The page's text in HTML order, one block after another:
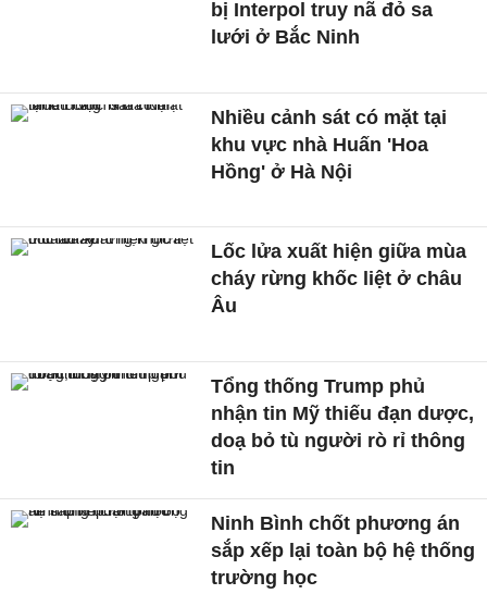
bị Interpol truy nã đỏ sa
lưới ở Bắc Ninh
Nhiều cảnh sát có mặt tại
khu vực nhà Huấn 'Hoa
Hồng' ở Hà Nội
Lốc lửa xuất hiện giữa mùa
cháy rừng khốc liệt ở châu
Âu
Tổng thống Trump phủ
nhận tin Mỹ thiếu đạn dược,
doạ bỏ tù người rò rỉ thông
tin
Ninh Bình chốt phương án
sắp xếp lại toàn bộ hệ thống
trường học